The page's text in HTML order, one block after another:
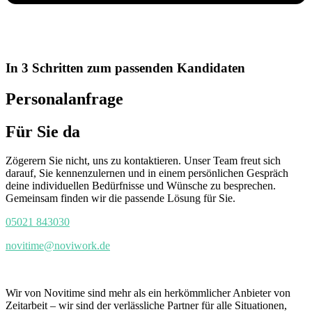
In 3 Schritten zum passenden Kandidaten
Personalanfrage
Für Sie da
Zögerern Sie nicht, uns zu kontaktieren. Unser Team freut sich
darauf, Sie kennenzulernen und in einem persönlichen Gespräch
deine individuellen Bedürfnisse und Wünsche zu besprechen.
Gemeinsam finden wir die passende Lösung für Sie.
05021 843030
novitime@noviwork.de
Wir von Novitime sind mehr als ein herkömmlicher Anbieter von
Zeitarbeit – wir sind der verlässliche Partner für alle Situationen,